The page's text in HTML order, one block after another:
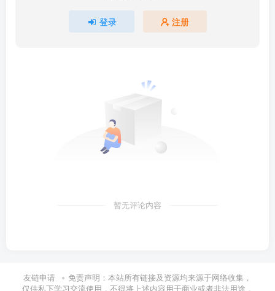
登录 注册
暂无评论内容
友链申请
免责声明：本站所有链接及资源均来源于网络收集，
仅供私下学习交流使用，不得将上述内容用于商业或者非法用途，